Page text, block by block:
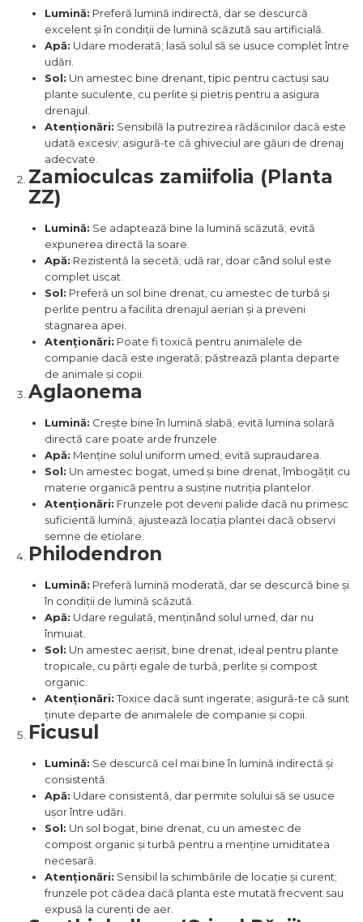
Lumină: Preferă lumină indirectă, dar se descurcă
excelent și în condiții de lumină scăzută sau artificială.
Apă: Udare moderată; lasă solul să se usuce complet între
udări.
Sol: Un amestec bine drenant, tipic pentru cactuși sau
plante suculente, cu perlite și pietriș pentru a asigura
drenajul.
Atenționări: Sensibilă la putrezirea rădăcinilor dacă este
udată excesiv; asigură-te că ghiveciul are găuri de drenaj
adecvate.
Zamioculcas zamiifolia (Planta
ZZ)
Lumină: Se adaptează bine la lumină scăzută; evită
expunerea directă la soare.
Apă: Rezistentă la secetă; udă rar, doar când solul este
complet uscat.
Sol: Preferă un sol bine drenat, cu amestec de turbă și
perlite pentru a facilita drenajul aerian și a preveni
stagnarea apei.
Atenționări: Poate fi toxică pentru animalele de
companie dacă este ingerată; păstrează planta departe
de animale și copii.
Aglaonema
Lumină: Crește bine în lumină slabă; evită lumina solară
directă care poate arde frunzele.
Apă: Menține solul uniform umed; evită supraudarea.
Sol: Un amestec bogat, umed și bine drenat, îmbogățit cu
materie organică pentru a susține nutriția plantelor.
Atenționări: Frunzele pot deveni palide dacă nu primesc
suficientă lumină; ajustează locația plantei dacă observi
semne de etiolare.
Philodendron
Lumină: Preferă lumină moderată, dar se descurcă bine și
în condiții de lumină scăzută.
Apă: Udare regulată, menținând solul umed, dar nu
înmuiat.
Sol: Un amestec aerisit, bine drenat, ideal pentru plante
tropicale, cu părți egale de turbă, perlite și compost
organic.
Atenționări:Toxice dacă sunt ingerate; asigură-te că sunt
ținute departe de animalele de companie și copii.
Ficusul
Lumină: Se descurcă cel mai bine în lumină indirectă și
consistentă.
Apă: Udare consistentă, dar permite solului să se usuce
ușor între udări.
Sol: Un sol bogat, bine drenat, cu un amestec de
compost organic și turbă pentru a menține umiditatea
necesară.
Atenționări: Sensibil la schimbările de locație și curent;
frunzele pot cădea dacă planta este mutată frecvent sau
expusă la curenți de aer.